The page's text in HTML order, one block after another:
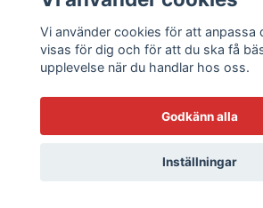
Sociala medier
Vi använder cookies för att anpassa
visas för dig och för att du ska få
upplevelse när du handlar hos oss.
Godkänn alla
Inställningar